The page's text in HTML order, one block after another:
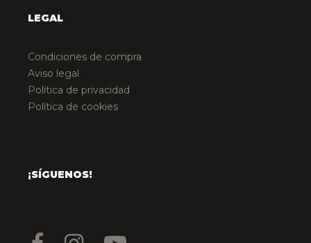
LEGAL
Condiciones de compra
Aviso legal
Política de privacidad
Política de cookies
¡SÍGUENOS!